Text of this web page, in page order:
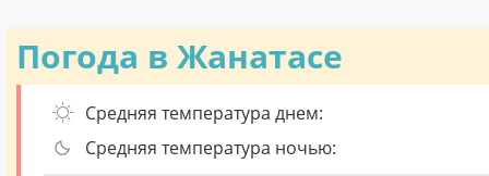
Погода в Жанатасе
Средняя температура днем:
Средняя температура ночью: